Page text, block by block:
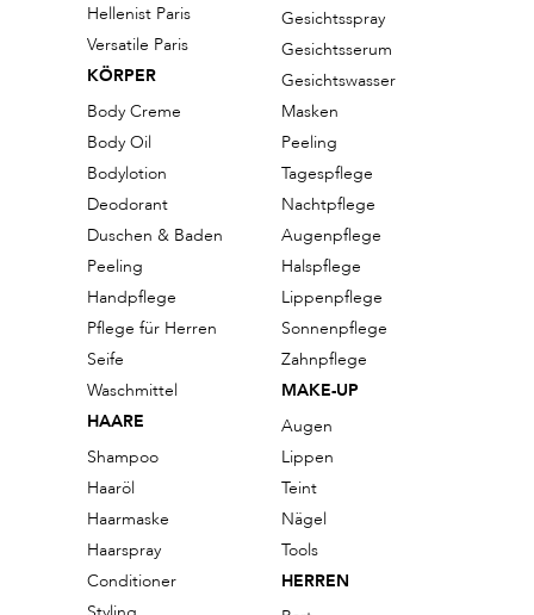
Hellenist Paris
Versatile Paris
KÖRPER
Body Creme
Body Oil
Bodylotion
Deodorant
Duschen & Baden
Peeling
Handpflege
Pflege für Herren
Seife
Waschmittel
HAARE
Shampoo
Haaröl
Haarmaske
Haarspray
Conditioner
Gesichtsspray
Gesichtsserum
Gesichtswasser
Masken
Peeling
Tagespflege
Nachtpflege
Augenpflege
Halspflege
Lippenpflege
Sonnenpflege
Zahnpflege
MAKE-UP
Augen
Lippen
Teint
Nägel
Tools
HERREN